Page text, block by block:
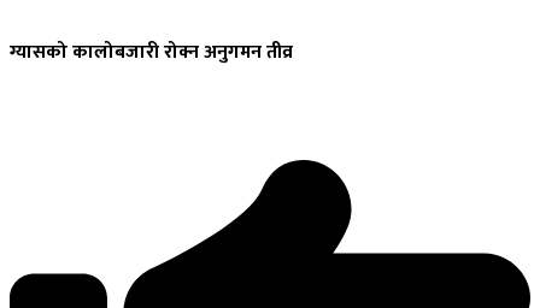
ग्यासकोकालोबजारी रोक्न अनुगमन तीव्र